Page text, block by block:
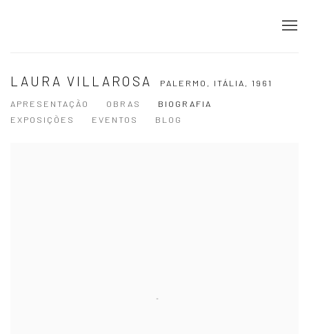
LAURA VILLAROSA PALERMO, ITÁLIA, 1961
APRESENTAÇÃO
OBRAS
BIOGRAFIA
EXPOSIÇÕES
EVENTOS BLOG